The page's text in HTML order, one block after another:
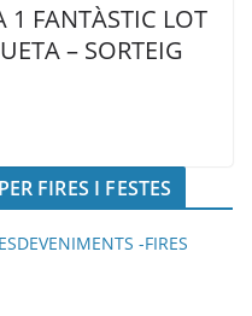
1 FANTÀSTIC LOT
– SORTEIG
FIRES I FESTES